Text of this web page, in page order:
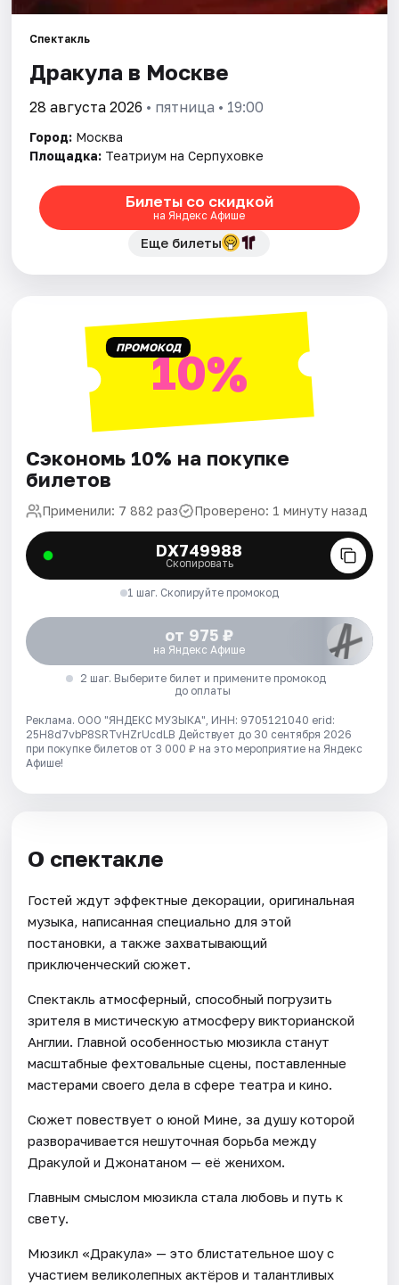
Спектакль
Дракула в Москве
28 августа 2026 • пятница • 19:00
Город: Москва
Площадка: Театриум на Серпуховке
Билеты со скидкой
на Яндекс Афише
Еще билеты
ПРОМОКОД10%
Сэкономь 10% на покупке
билетов
Применили: 7 882 раз Проверено: 1 минуту назад
DX749988
Скопировать
1 шаг. Скопируйте промокод
от 975 ₽
на Яндекс Афише
2 шаг. Выберите билет и примените промокод
до оплаты
Реклама. ООО "ЯНДЕКС МУЗЫКА", ИНН: 9705121040 erid:
25H8d7vbP8SRTvHZrUcdLB Действует до 30 сентября 2026
при покупке билетов от 3 000 ₽ на это мероприятие на Яндекс
Афише!
О спектакле
Гостей ждут эффектные декорации, оригинальная
музыка, написанная специально для этой
постановки, а также захватывающий
приключенческий сюжет.
Спектакль атмосферный, способный погрузить
зрителя в мистическую атмосферу викторианской
Англии. Главной особенностью мюзикла станут
масштабные фехтовальные сцены, поставленные
мастерами своего дела в сфере театра и кино.
Сюжет повествует о юной Мине, за душу которой
разворачивается нешуточная борьба между
Дракулой и Джонатаном — её женихом.
Главным смыслом мюзикла стала любовь и путь к
свету.
Мюзикл «Дракула» — это блистательное шоу с
участием великолепных актёров и талантливых